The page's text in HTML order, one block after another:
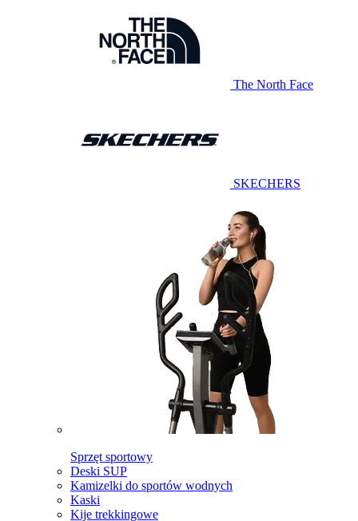
The North Face
SKECHERS
Sprzęt sportowy
Deski SUP
Kamizelki do sportów wodnych
Kaski
Kije trekkingowe